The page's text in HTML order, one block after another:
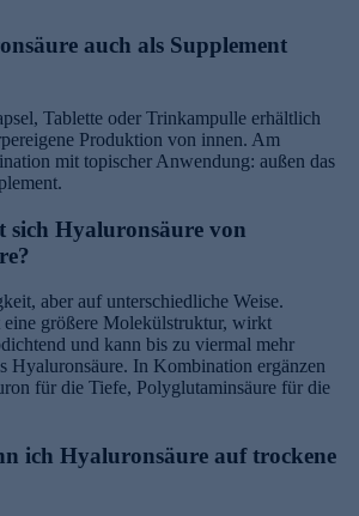
auch als Supplement
Tablette oder Trinkampulle erhältlich
Produktion von innen. Am
mit topischer Anwendung: außen das
sich Hyaluronsäure von
aber auf unterschiedliche Weise.
eine größere Molekülstruktur, wirkt
und kann bis zu viermal mehr
Hyaluronsäure. In Kombination ergänzen
für die Tiefe, Polyglutaminsäure für die
ich Hyaluronsäure auf trockene